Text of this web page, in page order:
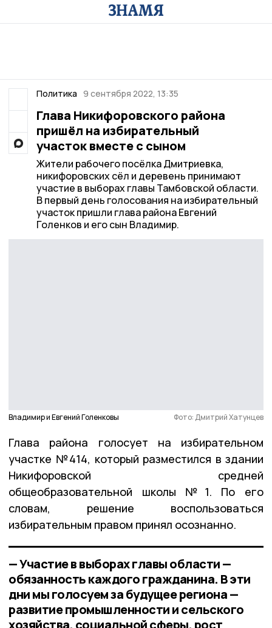
Политика 9 сентября 2022, 13:35
Глава Никифоровского района
пришёл на избирательный
участок вместе с сыном
Жители рабочего посёлка Дмитриевка,
никифоровских сёл и деревень принимают
участие в выборах главы Тамбовской области.
В первый день голосования на избирательный
участок пришли глава района Евгений
Голенков и его сын Владимир.
Владимир и Евгений Голенковы Фото: Дмитрий Хатунцев
Глава района голосует на избирательном
участке №414, который разместился в здании
Никифоровской средней
общеобразовательной школы №1. По его
словам, решение воспользоваться
избирательным правом принял осознанно.
— Участие в выборах главы области —
обязанность каждого гражданина. В эти
дни мы голосуем за будущее региона —
развитие промышленности и сельского
хозяйства, социальной сферы, рост